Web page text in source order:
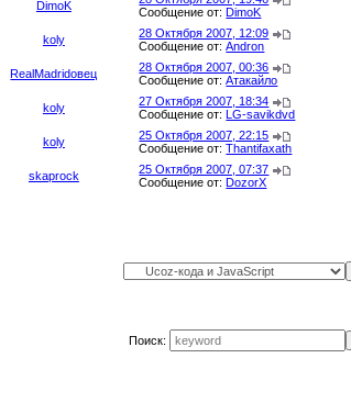
DimoK
Сообщение от:DimoK
koly
28 Октября 2007, 12:09
Сообщение от:Andron
RealMadridовец
28 Октября 2007, 00:36
Сообщение от:Атакайло
koly
27 Октября 2007, 18:34
Сообщение от:LG-savikdvd
koly
25 Октября 2007, 22:15
Сообщение от:Thantifaxath
skaprock
25 Октября 2007, 07:37
Сообщение от:DozorX
Поиск: